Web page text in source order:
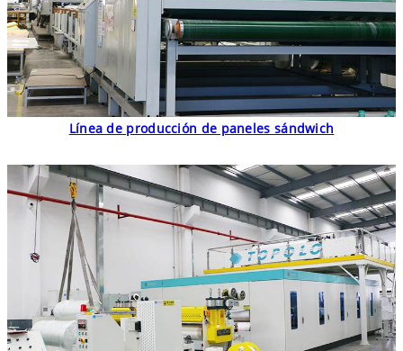
Línea de producción de paneles sándwich